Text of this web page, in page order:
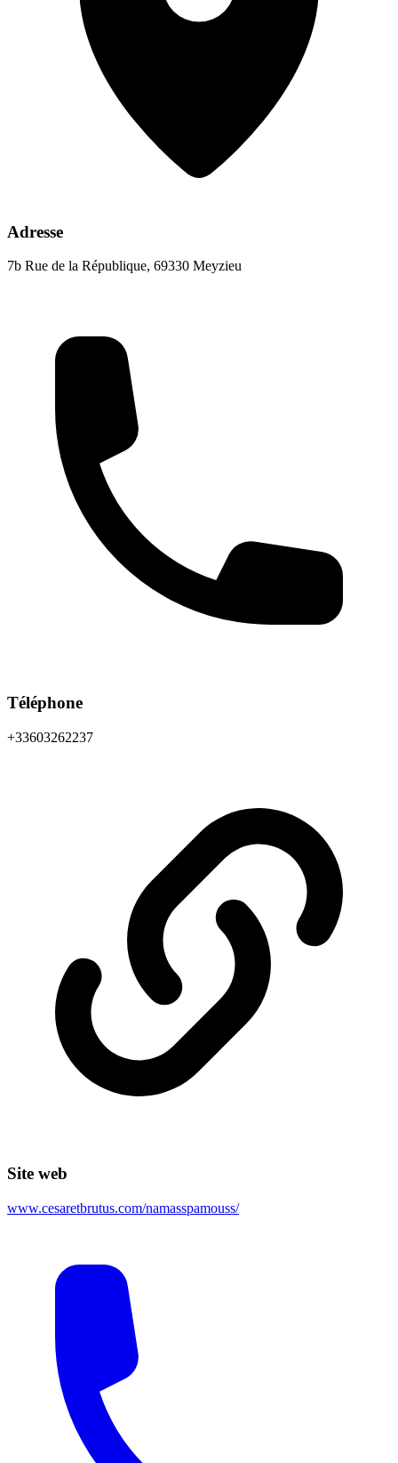
Adresse
7b Rue de la République, 69330 Meyzieu
Téléphone
+33603262237
Site web
www.cesaretbrutus.com/namasspamouss/